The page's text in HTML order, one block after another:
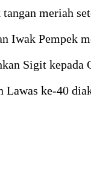
meriah
Iwak Pempek
Sigit
Lawas ke-40